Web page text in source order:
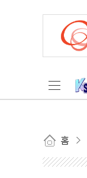
홈